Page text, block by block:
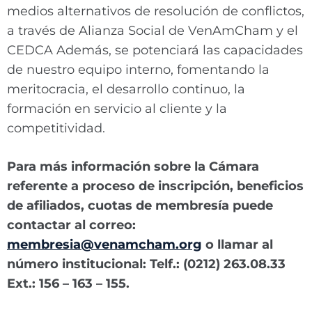
medios alternativos de resolución de conflictos,
a través de Alianza Social de VenAmCham y el
CEDCA Además, se potenciará las capacidades
de nuestro equipo interno, fomentando la
meritocracia, el desarrollo continuo, la
formación en servicio al cliente y la
competitividad.
Para más información sobre la Cámara
referente a proceso de inscripción, beneficios
de afiliados, cuotas de membresía puede
contactar al correo:
membresia@venamcham.org o llamar al
número institucional: Telf.: (0212) 263.08.33
Ext.: 156 – 163 – 155.